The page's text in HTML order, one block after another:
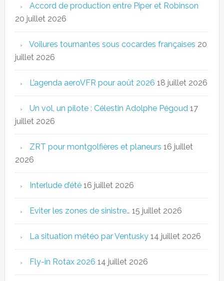
Accord de production entre Piper et Robinson
20 juillet 2026
Voilures tournantes sous cocardes françaises 20
juillet 2026
L’agenda aeroVFR pour août 2026 18 juillet 2026
Un vol, un pilote : Célestin Adolphe Pégoud 17
juillet 2026
ZRT pour montgolfières et planeurs 16 juillet
2026
Interlude d’été 16 juillet 2026
Eviter les zones de sinistre… 15 juillet 2026
La situation météo par Ventusky 14 juillet 2026
Fly-in Rotax 2026 14 juillet 2026